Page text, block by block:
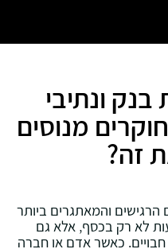
בנק ונתיבי
מנוסים
זה?
הרגישים והמאתגרים ביותר
לא רק בכסף‚ אלא גם
חבויים. כאשר אדם או חברה